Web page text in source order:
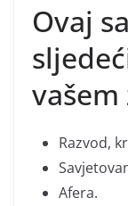
Ovaj
Razvod,
Afera.